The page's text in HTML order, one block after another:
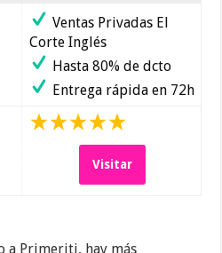
Ventas Privadas El
Corte Inglés
Hasta 80% de dcto
Entrega rápida en 72h
Visitar
a Primeriti, hay más